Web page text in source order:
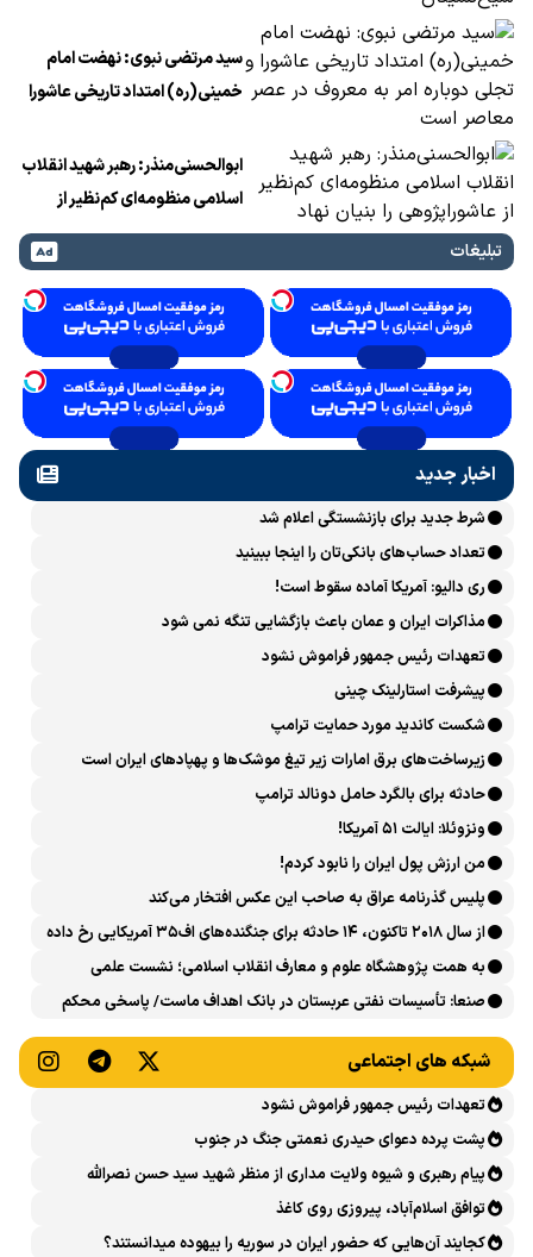
سید مرتضی نبوی: نهضت امام
خمینی(ره) امتداد تاریخی عاشورا
عصر معاصر است
ابوالحسنی‌منذر: رهبر شهید انقلاب
اسلامی منظومه‌ای کم‌نظیر از
عاشوراپژوهی را بنیان نهاد
تبلیغات
اخبار جدید
شرط جدید برای بازنشستگی اعلام شد
تعداد حساب‌های بانکی‌تان را اینجا ببینید
ری دالیو: آمریکا آماده سقوط است!
مذاکرات ایران و عمان باعث بازگشایی تنگه نمی شود
تعهدات رئیس جمهور فراموش نشود
پیشرفت ‏استارلینک چینی
شکست کاندید مورد حمایت ترامپ
زیرساخت‌های برق امارات زیر تیغ موشک‌ها و پهپادهای ایران است
حادثه برای بالگرد حامل دونالد ترامپ
ونزوئلا: ایالت ۵۱ آمریکا!
من ارزش پول ایران را نابود کردم!
پلیس گذرنامه عراق به صاحب این عکس افتخار می‌کند
از سال ۲۰۱۸ تاکنون، ۱۴ حادثه برای جنگنده‌های اف۳۵ آمریکایی رخ داده
است
به همت پژوهشگاه علوم و معارف انقلاب اسلامی؛ نشست علمی
«اربعین حسینی در منظومه فکری رهبر شهید، امام خامنه‌ای» برگزار
صنعا: تأسیسات نفتی عربستان در بانک اهداف ماست/ پاسخی محکم
شبکه های اجتماعی
تعهدات رئیس جمهور فراموش نشود
پشت پرده دعوای حیدری نعمتی جنگ در جنوب
پیام رهبری و شیوه ولایت مداری از منظر شهید سید حسن نصرالله
توافق اسلام‌آباد، پیروزی روی کاغذ
کجایند آن‌هایی که حضور ایران در سوریه را بیهوده میدانستند؟